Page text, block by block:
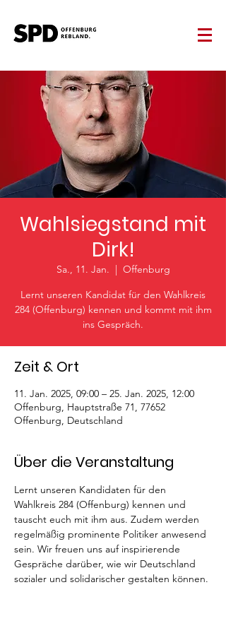
Wahlsiegstand mit
Dirk!
Sa., 11. Jan.
  |
Offenburg
Lernt unseren Kandidat für den Wahlkreis
284 (Offenburg) kennen und kommt mit ihm
ins Gespräch.
Zeit & Ort
11. Jan. 2025, 09:00 – 25. Jan. 2025, 12:00
Offenburg, Hauptstraße 71, 77652
Offenburg, Deutschland
Über die Veranstaltung
Lernt unseren Kandidaten für den
Wahlkreis 284 (Offenburg) kennen und
tauscht euch mit ihm aus. Zudem werden
regelmäßig prominente Politiker anwesend
sein. Wir freuen uns auf inspirierende
Gespräche darüber, wie wir Deutschland
sozialer und solidarischer gestalten können.